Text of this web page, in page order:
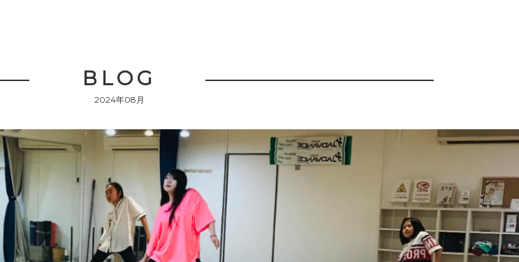
BLOG
2024年08月